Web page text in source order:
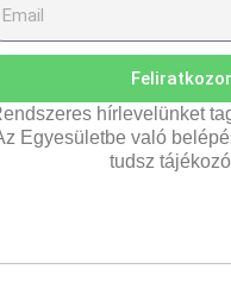
hírlevelünket
Egyesületbe való
tudsz